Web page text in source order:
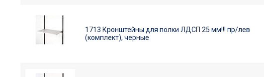
1713 Кронштейны для полки ЛДСП 25 мм!!! пр/лев
(комплект), черные